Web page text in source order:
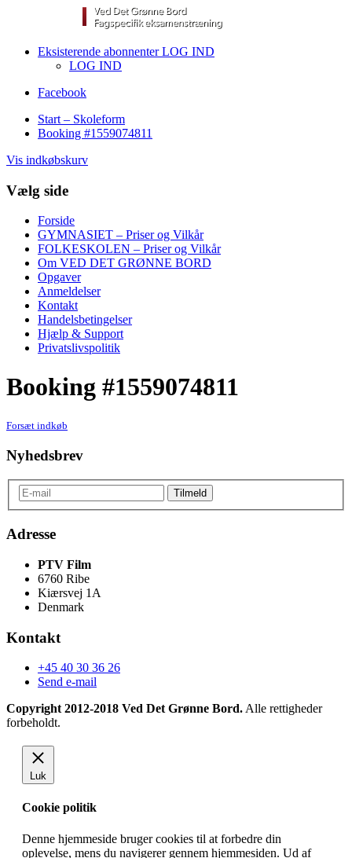
Eksisterende abonnenter LOG IND
LOG IND
Facebook
Start – Skoleform
Booking #1559074811
Vis indkøbskurv
Vælg side
Forside
GYMNASIET – Priser og Vilkår
FOLKESKOLEN – Priser og Vilkår
Om VED DET GRØNNE BORD
Opgaver
Anmeldelser
Kontakt
Handelsbetingelser
Hjælp & Support
Privatslivspolitik
Booking #1559074811
Forsæt indkøb
Nyhedsbrev
Adresse
PTV Film
6760 Ribe
Kiærsvej 1A
Denmark
Kontakt
+45 40 30 36 26
Send e-mail
Copyright 2012-2018 Ved Det Grønne Bord. Alle rettigheder
forbeholdt.
Luk
Cookie politik
Denne hjemmeside bruger cookies til at forbedre din
oplevelse, mens du navigerer gennem hjemmesiden. Ud af